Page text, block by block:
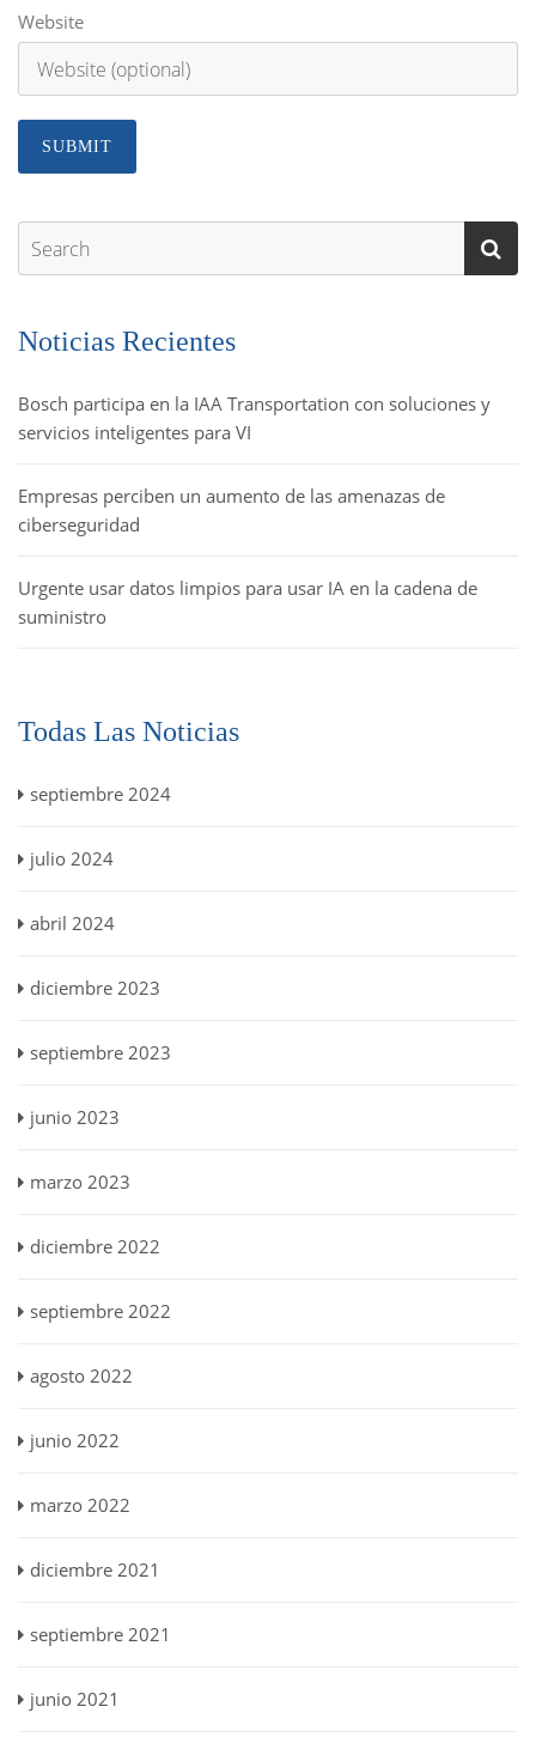
Website
Noticias Recientes
Bosch participa en la IAA Transportation con soluciones y
servicios inteligentes para VI
Empresas perciben un aumento de las amenazas de
ciberseguridad
Urgente usar datos limpios para usar IA en la cadena de
suministro
Todas Las Noticias
septiembre 2024
julio 2024
abril 2024
diciembre 2023
septiembre 2023
junio 2023
marzo 2023
diciembre 2022
septiembre 2022
agosto 2022
junio 2022
marzo 2022
diciembre 2021
septiembre 2021
junio 2021